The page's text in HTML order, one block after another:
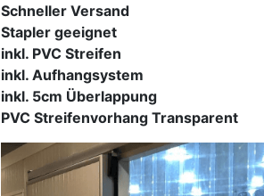
Schneller Versand
Stapler geeignet
inkl. PVC Streifen
inkl. Aufhangsystem
inkl. 5cm Überlappung
PVC Streifenvorhang Transparent